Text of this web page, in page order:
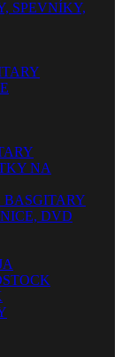
SPEVNÍKY,
NA
BASGITARY
DVD